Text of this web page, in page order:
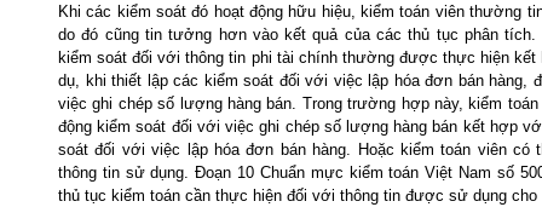
Khi các kiểm soát đó hoạt động hữu hiệu, kiểm toán viên thường
do đó cũng tin tưởng hơn vào kết quả của các thủ tục phân
kiểm soát đối với thông tin phi tài chính thường được thực hiện
dụ, khi thiết lập các kiểm soát đối với việc lập hóa đơn bán hàng,
việc ghi chép số lượng hàng bán. Trong trường hợp này, kiểm
động kiểm soát đối với việc ghi chép số lượng hàng bán kết hợp
soát đối với việc lập hóa đơn bán hàng. Hoặc kiểm toán viên
thông tin sử dụng. Đoạn 10 Chuẩn mực kiểm toán Việt Nam số
thủ tục kiểm toán cần thực hiện đối với thông tin được sử dụng